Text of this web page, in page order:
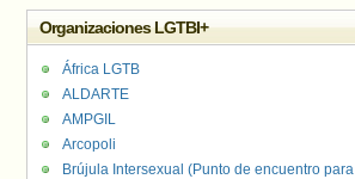
Organizaciones LGTBI+
África LGTB
ALDARTE
AMPGIL
Arcopoli
Brújula Intersexual (Punto de encuentro para